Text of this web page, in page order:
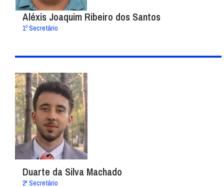
Aléxis Joaquim Ribeiro dos Santos
1º Secretário
Duarte da Silva Machado
2ª Secretário